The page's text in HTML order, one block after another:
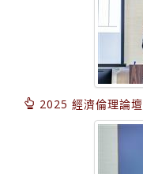
2025 經濟倫理論壇